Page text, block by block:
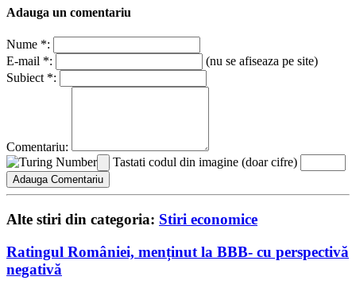
Adauga un comentariu
Nume *:
E-mail *:
(nu se afiseaza pe site)
Subiect *:
Comentariu:
Tastati codul din imagine (doar cifre)
Alte stiri din categoria: Stiri economice
Ratingul României, menținut la BBB- cu perspectivă
negativă